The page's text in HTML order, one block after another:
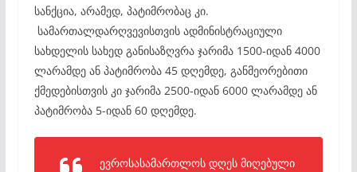
სანქცია, არამედ, პატიმრობაც კი.
სამართალდარღვევისთვის ადმინისტრაციული
სახდელის სახედ განისაზღვრა ჯარიმა 1500-იდან 4000
ლარამდე ან პატიმრობა 45 დღემდე, განმეორებითი
ქმედებისთვის კი ჯარიმა 2500-იდან 6000 ლარამდე ან
პატიმრობა 5-იდან 60 დღემდე.
ევროსასამართლოს დღეს მიღებული